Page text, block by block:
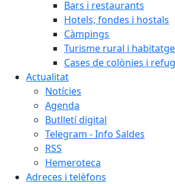
Bars i restaurants
Hotels, fondes i hostals
Càmpings
Turisme rural i
Cases de colònies i
Actualitat
Notícies
Agenda
Butlletí digital
Telegram - Info Saldes
RSS
Hemeroteca
Adreces i telèfons